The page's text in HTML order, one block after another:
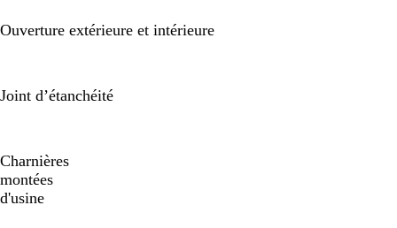
Ouverture extérieure et intérieure
Joint d’étanchéité
Charnières
montées
d'usine